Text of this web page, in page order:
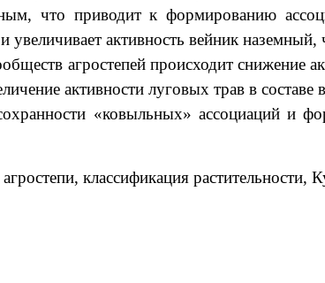
что приводит к формированию
увеличивает активность вейник
агростепей происходит снижение
активности луговых трав в
«ковыльных» ассоциаций и
классификация растительности,